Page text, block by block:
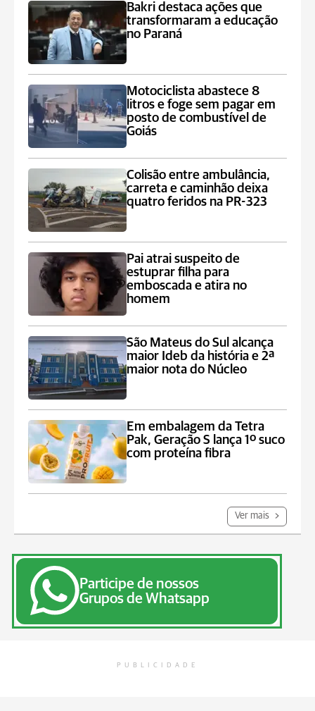
Bakri destaca ações que
transformaram a educação
no Paraná
Motociclista abastece 8
litros e foge sem pagar em
posto de combustível de
Goiás
Colisão entre ambulância,
carreta e caminhão deixa
quatro feridos na PR-323
Pai atrai suspeito de
estuprar filha para
emboscada e atira no
homem
São Mateus do Sul alcança
maior Ideb da história e 2ª
maior nota do Núcleo
Em embalagem da Tetra
Pak, Geração S lança 1º suco
com proteína fibra
Ver mais
Participe de nossos
Grupos de Whatsapp
PUBLICIDADE